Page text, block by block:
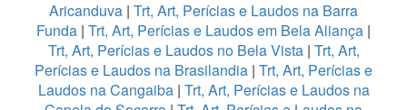
Aricanduva | Trt, Art, Perícias e Laudos na Barra
Funda | Trt, Art, Perícias e Laudos em Bela Aliança |
Trt, Art, Perícias e Laudos no Bela Vista| Trt, Art,
Perícias e Laudos na Brasilandia | Trt, Art, Perícias e
Laudos na Cangaiba| Trt, Art, Perícias e Laudos na